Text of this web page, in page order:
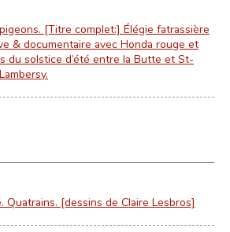
[Titre complet:] Élégie fatrassière
& documentaire avec Honda rouge et
du solstice d’été entre la Butte et St-
Quatrains. [dessins de Claire Lesbros]